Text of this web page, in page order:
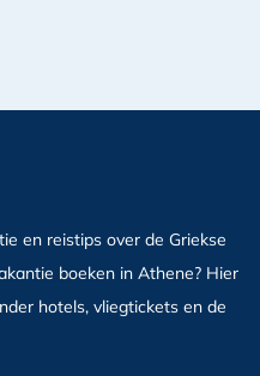
en reistips over de Griekse
boeken in Athene? Hier
hotels, vliegtickets en de